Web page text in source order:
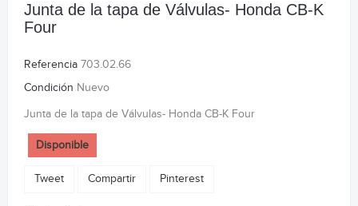
Junta de la tapa de Válvulas- Honda CB-K
Four
Referencia 703.02.66
Condición Nuevo
Junta de la tapa de Válvulas- Honda CB-K Four
Disponible
Tweet Compartir Pinterest